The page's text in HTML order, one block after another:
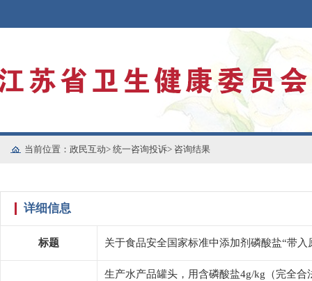
当前位置： 政民互动> 统一咨询投诉> 咨询结果
详细信息
标题 关于食品安全国家标准中添加剂磷酸盐“带入
生产水产品罐头，用含磷酸盐4g/kg（完全